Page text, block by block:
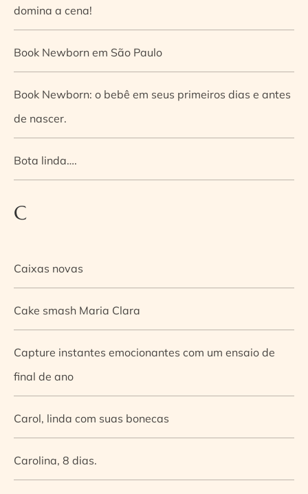
domina a cena!
Book Newborn em São Paulo
Book Newborn: o bebê em seus primeiros dias e antes
de nascer.
Bota linda….
C
Caixas novas
Cake smash Maria Clara
Capture instantes emocionantes com um ensaio de
final de ano
Carol, linda com suas bonecas
Carolina, 8 dias.